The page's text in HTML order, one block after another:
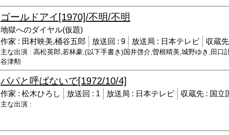
ゴールドアイ[1970]/不明/不明
地獄へのダイヤル(仮題)
作家 : 田村映美,桶谷五郎 放送回 : 9 放送局 : 日本テレビ 収蔵
主な出演 : 高松英郎,若林豪,(以下手書き)国井啓介,曽根晴美,城野ゆき,田口
谷津勲
パパと呼ばないで[1972/10/4]
作家 : 松木ひろし 放送回 : 1 放送局 : 日本テレビ 収蔵先 : 国立
主な出演 :